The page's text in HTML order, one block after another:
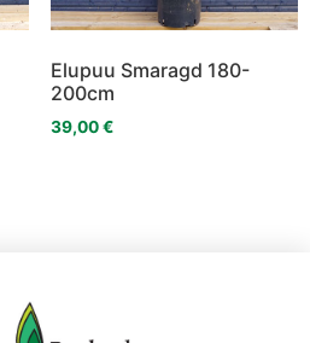
Elupuu Smaragd 180-
200cm
39,00€